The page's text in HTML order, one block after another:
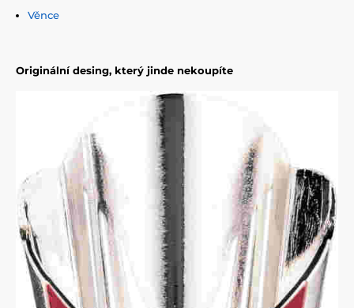
Věnce
Originální desing, který jinde nekoupíte